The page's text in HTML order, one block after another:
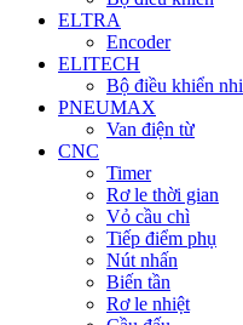
ELTRA
Encoder
ELITECH
Bộ điều khiển
PNEUMAX
Van điện từ
CNC
Timer
Rơ le thời gian
Vỏ cầu chì
Tiếp điểm phụ
Nút nhấn
Biến tần
Rơ le nhiệt